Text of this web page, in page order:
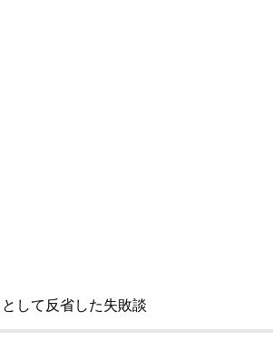
して反省した失敗談